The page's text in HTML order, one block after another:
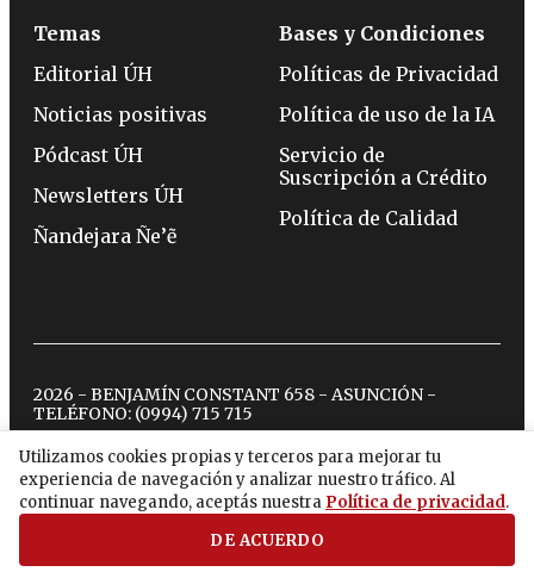
Utilizamos cookies propias y terceros para mejorar tu
experiencia de navegación y analizar nuestro tráfico. Al
continuar navegando, aceptás nuestra Política de privacidad.
DE ACUERDO
Temas
Editorial ÚH
Noticias positivas
Pódcast ÚH
Newsletters ÚH
Ñandejara Ñe’ẽ
Bases y Condiciones
Políticas de Privacidad
Política de uso de la IA
Servicio de
Suscripción a Crédito
Política de Calidad
2026 - BENJAMÍN CONSTANT 658 - ASUNCIÓN -
TELÉFONO: (0994) 715 715
twitterinstagram
facebook
tiktokyoutubespotify